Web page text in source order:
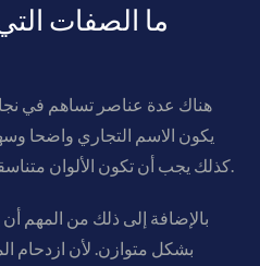
ما الصفات
هناك عدة عناصر تساهم في
يكون الاسم التجاري واضحا
كذلك يجب أن تكون الألوان متناسقة مع الهوية البصرية للمشروع.
بالإضافة إلى ذلك من المهم أن
بشكل متوازن. لأن ازدحام